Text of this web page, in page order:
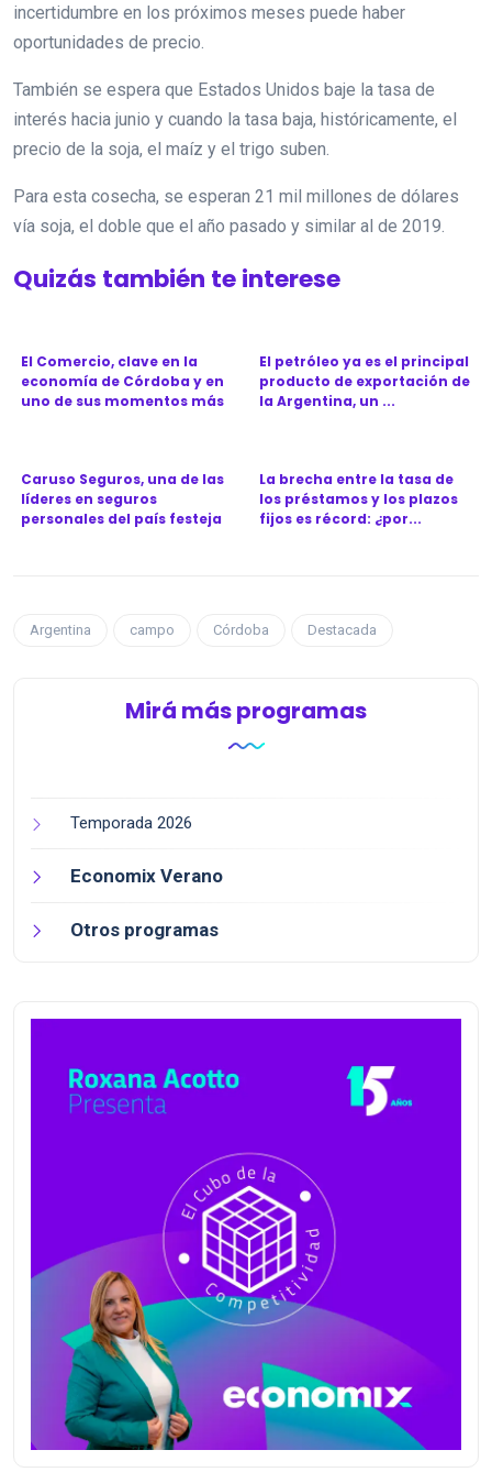
incertidumbre en los próximos meses puede haber
oportunidades de precio.
También se espera que Estados Unidos baje la tasa de
interés hacia junio y cuando la tasa baja, históricamente, el
precio de la soja, el maíz y el trigo suben.
Para esta cosecha, se esperan 21 mil millones de dólares
vía soja, el doble que el año pasado y similar al de 2019.
Quizás también te interese
El Comercio, clave en la
economía de Córdoba y en
uno de sus momentos más
El petróleo ya es el principal
producto de exportación de
la Argentina, un ...
Caruso Seguros, una de las
líderes en seguros
personales del país festeja
La brecha entre la tasa de
los préstamos y los plazos
fijos es récord: ¿por...
Argentina campo Córdoba Destacada
Mirá más programas
Temporada 2026
Economix Verano
Otros programas